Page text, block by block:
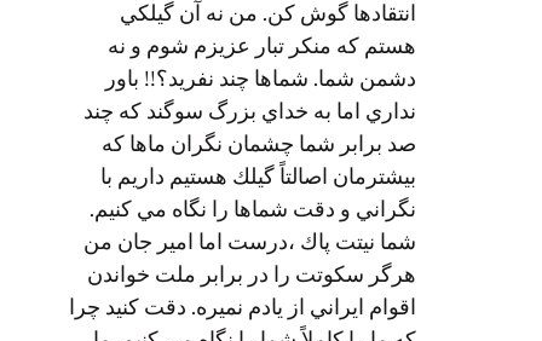
انتقادها گوش كن. من نه آن گيلكي
هستم كه منكر تبار عزيزم شوم و نه
دشمن شما. شماها چند نفريد؟!! باور
نداري اما به خداي بزرگ سوگند كه چند
صد برابر شما چشمان نگران ماها كه
بيشترمان اصالتاً گيلك هستيم داريم با
نگراني و دقت شماها را نگاه مي كنيم.
شما نيتت پاك ،درست اما امير جان من
هرگر سكوتت را در برابر ملت خواندن
اقوام ايراني از يادم نميره. دقت كنيد چرا